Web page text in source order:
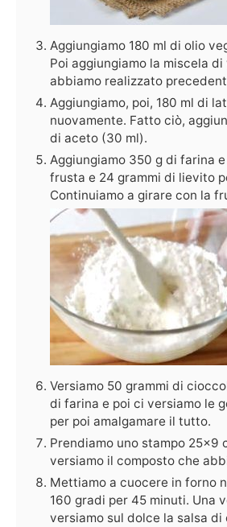
Aggiungiamo 180 ml di olio
Poi aggiungiamo la miscela
abbiamo realizzato
Aggiungiamo, poi, 180 ml di
nuovamente. Fatto ciò,
di aceto (30 ml).
Aggiungiamo 350 g di farina
frusta e 24 grammi di lievito
Continuiamo a girare con la
Versiamo 50 grammi di
di farina e poi ci versiamo le
per poi amalgamare il tutto.
Prendiamo uno stampo 25x9
versiamo il composto che
Mettiamo a cuocere in forno
160 gradi per 45 minuti. Una
versiamo sul dolce la salsa